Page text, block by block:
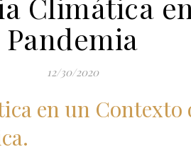
Climática
Pandemia
12/30/2020
en un